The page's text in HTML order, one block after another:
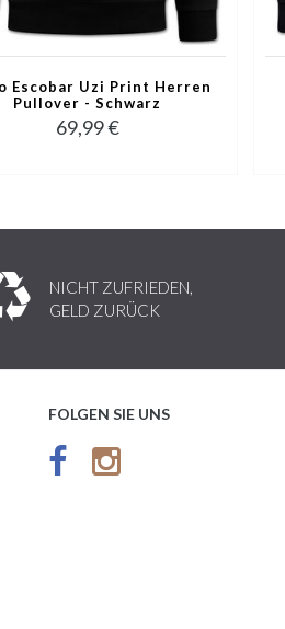
Escobar Uzi Print Herren
Pullover - Schwarz
69,99 €
NICHT ZUFRIEDEN,
GELD ZURÜCK
FOLGEN SIE UNS